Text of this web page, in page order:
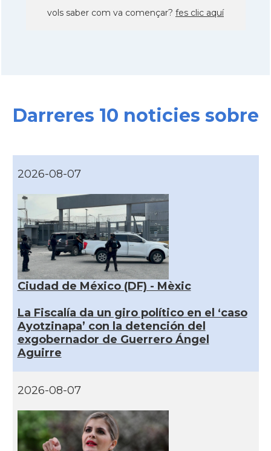
vols saber com va començar? fes clic aquí
Darreres 10 noticies sobre
2026-08-07
Ciudad de México (DF) - Mèxic
La Fiscalía da un giro político en el ‘caso
Ayotzinapa’ con la detención del
exgobernador de Guerrero Ángel
Aguirre
2026-08-07